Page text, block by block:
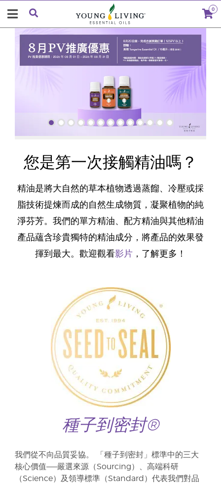
0
您是第一次接觸精油嗎？
精油是將大自然的草本植物透過蒸餾、冷壓或採
脂技術提煉而成的自然生成物質，凝聚植物的純
淨芬芳。我們的單方精油、配方精油與其他精油
產品蘊含珍貴獨特的精油成分，將產品的效果發
揮到最大。歡迎觀看影片 ，了解更多！
種子到密封®
我們從不向品質妥協。 「種子到密封」標準中的三大
核心價值——嚴選來源（Sourcing）、高端科研
（Science）及領導標準（Standard）代表我們對品